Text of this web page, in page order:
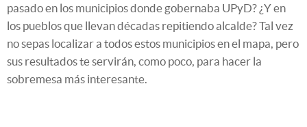
pasado en los municipios donde gobernaba UPyD? ¿Y en
los pueblos que llevan décadas repitiendo alcalde? Tal vez
no sepas localizar a todos estos municipios en el mapa, pero
sus resultados te servirán, como poco, para hacer la
sobremesa más interesante.